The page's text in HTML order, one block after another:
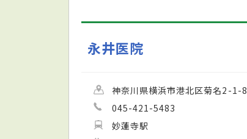
永井医院
神奈川県横浜市港北区菊名2-1-8
045-421-5483
妙蓮寺駅